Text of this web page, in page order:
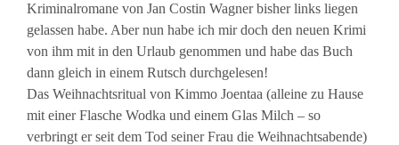
Kriminalromane von Jan Costin Wagner bisher links liegen
gelassen habe. Aber nun habe ich mir doch den neuen Krimi
von ihm mit in den Urlaub genommen und habe das Buch
dann gleich in einem Rutsch durchgelesen!
Das Weihnachtsritual von Kimmo Joentaa (alleine zu Hause
mit einer Flasche Wodka und einem Glas Milch – so
verbringt er seit dem Tod seiner Frau die Weihnachtsabende)